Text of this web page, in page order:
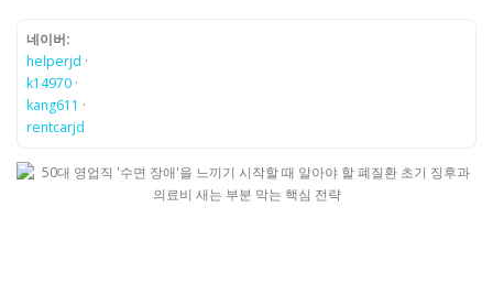
네이버:
helperjd ·
k14970 ·
kang611 ·
rentcarjd